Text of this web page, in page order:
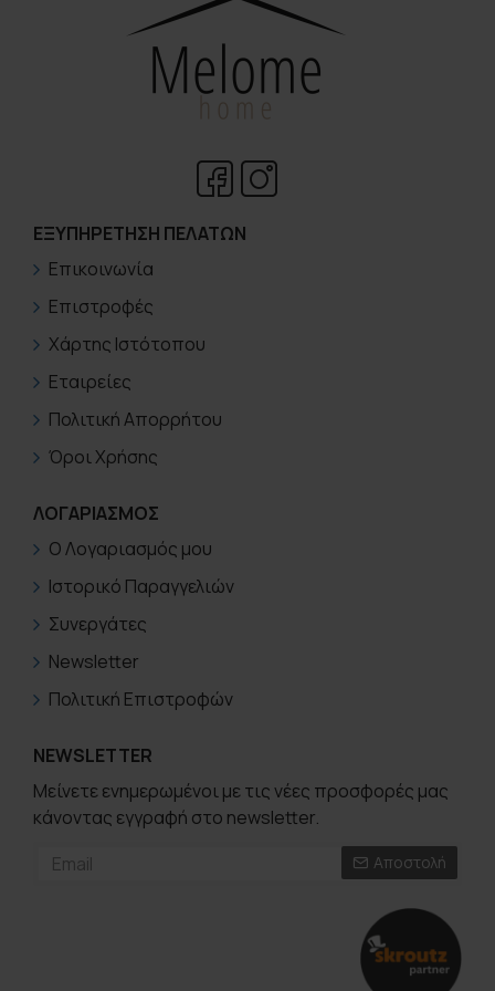
ΕΞΥΠΗΡΈΤΗΣΗ ΠΕΛΑΤΏΝ
Επικοινωνία
Επιστροφές
Χάρτης Ιστότοπου
Εταιρείες
Πολιτική Απορρήτου
Όροι Χρήσης
ΛΟΓΑΡΙΑΣΜΟΣ
Ο Λογαριασμός μου
Ιστορικό Παραγγελιών
Συνεργάτες
Newsletter
Πολιτική Επιστροφών
NEWSLETTER
Μείνετε ενημερωμένοι με τις νέες προσφορές μας
κάνοντας εγγραφή στο newsletter.
Αποστολή